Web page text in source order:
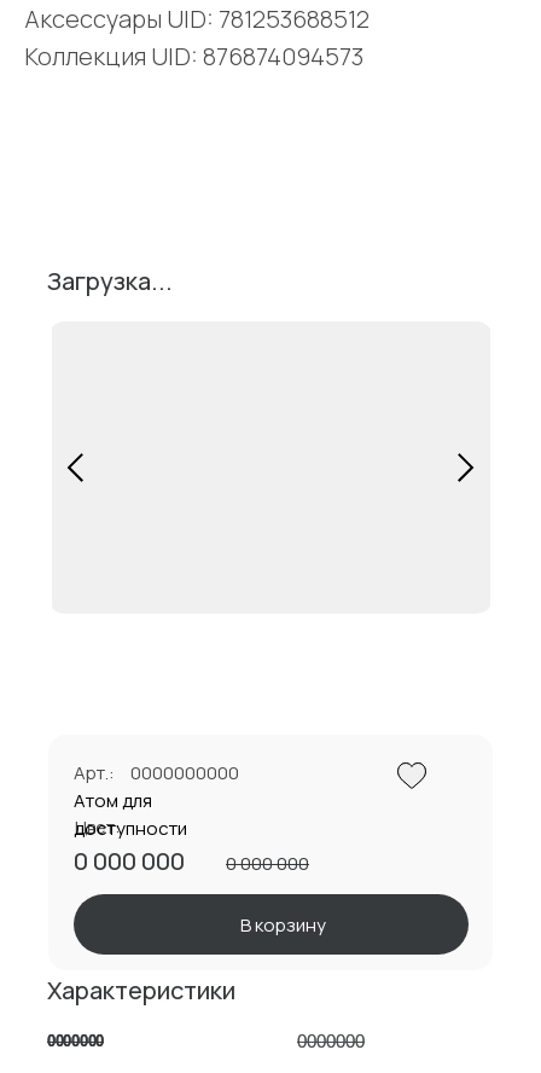
Аксессуары UID: 781253688512
Коллекция UID: 876874094573
0000000
0000000 0000000
0000000
Характеристики
0 000 000 0 000 000
0000000000
Арт.:
В корзину
Цвет:
Загрузка...
Атом для
доступности